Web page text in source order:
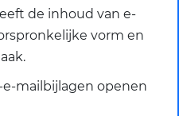
de inhoud van e-
vorm en
e-mailbijlagen openen